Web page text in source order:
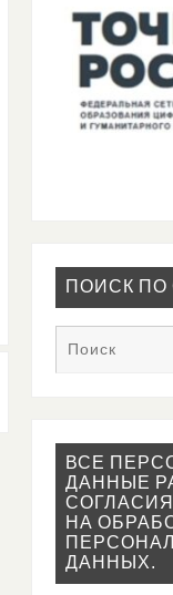
ПОИСК ПО
ВСЕ
ДАННЫЕ
НА
ДАННЫХ.